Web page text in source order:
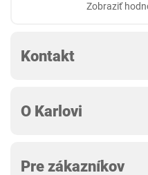
Zobraziť
Kontakt
O Karlovi
Pre zákazníkov